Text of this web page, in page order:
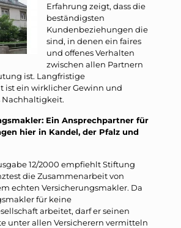
Erfahrung zeigt, dass die
beständigsten
Kundenbeziehungen die
sind, in denen ein faires
und offenes Verhalten
zwischen allen Partnern
ist. Langfristige
ist ein wirklicher Gewinn und
Nachhaltigkeit.
Ein Ansprechpartner für
hier in Kandel, der Pfalz und
12/2000 empfiehlt Stiftung
die Zusammenarbeit von
echten Versicherungsmakler. Da
für keine
arbeitet, darf er seinen
unter allen Versicherern vermitteln